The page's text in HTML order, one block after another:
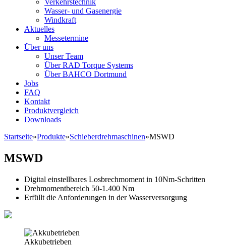
Verkehrstechnik
Wasser- und Gasenergie
Windkraft
Aktuelles
Messetermine
Über uns
Unser Team
Über RAD Torque Systems
Über BAHCO Dortmund
Jobs
FAQ
Kontakt
Produktvergleich
Downloads
Startseite»Produkte»Schieberdrehmaschinen»MSWD
MSWD
Digital einstellbares Losbrechmoment in 10Nm-Schritten
Drehmomentbereich 50-1.400 Nm
Erfüllt die Anforderungen in der Wasserversorgung
Akkubetrieben